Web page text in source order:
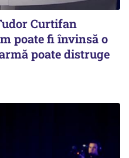
Curtifan
poate fi învinsă o
poate distruge